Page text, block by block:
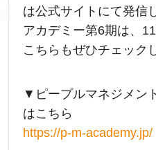
は公式サイトにて発信
アカデミー第6期は、
こちらもぜひチェック
▼ピープルマネジメン
はこちら
https://p-m-academy.jp/